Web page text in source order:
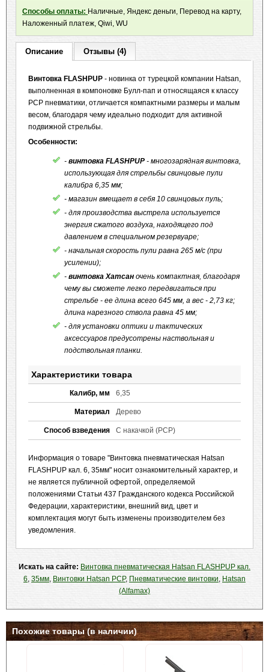
Способы оплаты: Наличные, Яндекс деньги, Перевод на карту,
Наложенный платеж, Qiwi, WU
Описание Отзывы (4)
Винтовка FLASHPUP - новинка от турецкой компании Hatsan,
выполненная в компоновке Булл-пап и относящаяся к классу
РСР пневматики, отличается компактными размеры и малым
весом, благодаря чему идеально подходит для активной
подвижной стрельбы.
Особенности:
- винтовка FLASHPUP - многозарядная винтовка,
использующая для стрельбы свинцовые пули
калибра 6,35 мм;
- магазин вмещает в себя 10 свинцовых пуль;
- для производства выстрела используется
энергия сжатого воздуха, находящего под
давлением в специальном резервуаре;
- начальная скорость пули равна 265 м/с (при
усилении);
- винтовка Хатсан очень компактная, благодаря
чему вы сможете легко передвигаться при
стрельбе - ее длина всего 645 мм, а вес - 2,73 кг;
длина нарезного ствола равна 45 мм;
- для установки оптики и тактических
аксессуаров предусотрены наствольная и
подствольная планки.
Характеристики товара
Калибр, мм 6,35
Материал Дерево
Способ взведения С накачкой (PCP)
Информация о товаре "Винтовка пневматическая Hatsan
FLASHPUP кал. 6, 35мм" носит ознакомительный характер, и
не является публичной офертой, определяемой
положениями Статьи 437 Гражданского кодекса Российской
Федерации, характеристики, внешний вид, цвет и
комплектация могут быть изменены производителем без
уведомления.
Искать на сайте: Винтовка пневматическая Hatsan FLASHPUP кал.
6, 35мм, Винтовки Hatsan PСP, Пневматические винтовки, Hatsan
(Alfamax)
Похожие товары (в наличии)